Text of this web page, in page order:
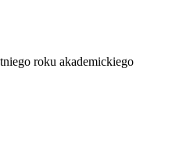
roku akademickiego